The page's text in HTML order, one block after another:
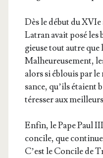
Dès le début du
Latran avait posé les
gieuse tout autre
Mal­heu­reu­se­ment,
alors si éblouis par
sance, qu’ils étaient
té­res­ser aux
Enfin, le Pape Paul
concile, que
C’est le Concile de